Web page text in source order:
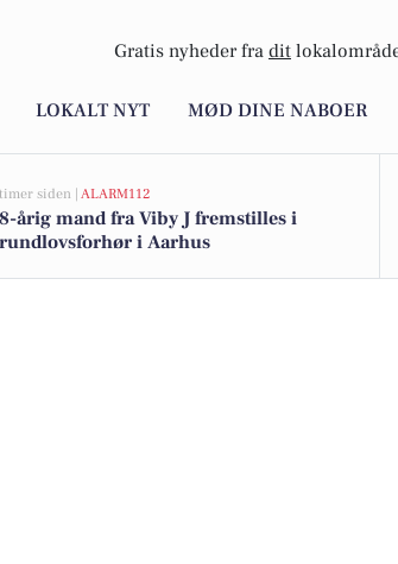
Gratis nyheder fra dit
LOKALT NYT MØD DINE NABOER
siden | ALARM112
årig mand fra Viby J fremstilles i
i Aarhus